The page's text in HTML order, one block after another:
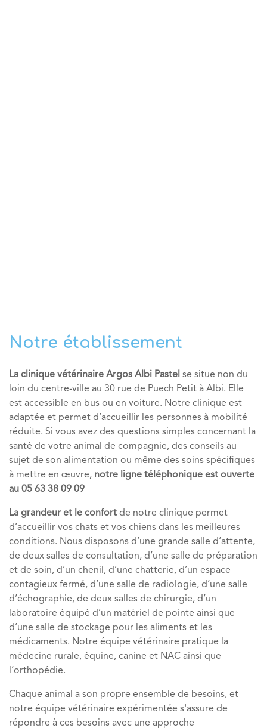
Notre établissement
La clinique vétérinaire Argos Albi Pastel se situe non du
loin du centre-ville au 30 rue de Puech Petit à Albi. Elle
est accessible en bus ou en voiture. Notre clinique est
adaptée et permet d’accueillir les personnes à mobilité
réduite. Si vous avez des questions simples concernant la
santé de votre animal de compagnie, des conseils au
sujet de son alimentation ou même des soins spécifiques
à mettre en œuvre, notre ligne téléphonique est ouverte
au 05 63 38 09 09
La grandeur et le confort de notre clinique permet
d’accueillir vos chats et vos chiens dans les meilleures
conditions. Nous disposons d’une grande salle d’attente,
de deux salles de consultation, d’une salle de préparation
et de soin, d’un chenil, d’une chatterie, d’un espace
contagieux fermé, d’une salle de radiologie, d’une salle
d’échographie, de deux salles de chirurgie, d’un
laboratoire équipé d’un matériel de pointe ainsi que
d’une salle de stockage pour les aliments et les
médicaments. Notre équipe vétérinaire pratique la
médecine rurale, équine, canine et NAC ainsi que
l’orthopédie.
Chaque animal a son propre ensemble de besoins, et
notre équipe vétérinaire expérimentée s'assure de
répondre à ces besoins avec une approche